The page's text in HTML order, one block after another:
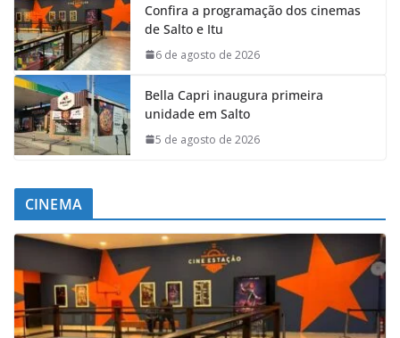
Confira a programação dos cinemas
de Salto e Itu
6 de agosto de 2026
Bella Capri inaugura primeira
unidade em Salto
5 de agosto de 2026
CINEMA